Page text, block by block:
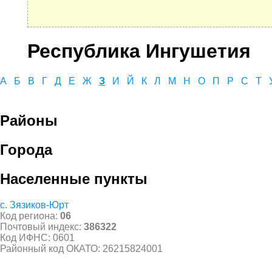
Республика Ингушетия
А Б В Г Д Е Ж З И Й К Л М Н О П Р С Т
Районы
Города
Населенные пункты
с. Зязиков-Юрт
Код региона: 06
Почтовый индекс: 386322
Код ИФНС: 0601
Районный код ОКАТО: 26215824001